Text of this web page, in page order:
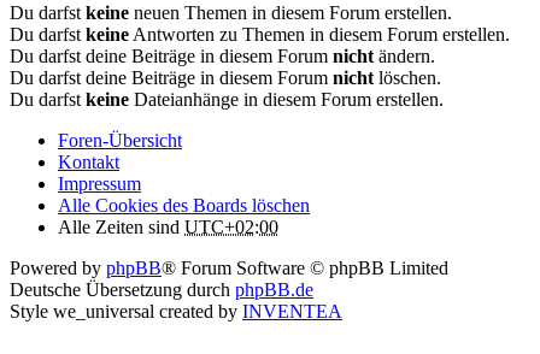
Du darfst keine neuen Themen in diesem Forum erstellen.
Du darfst keine Antworten zu Themen in diesem Forum erstellen.
Du darfst deine Beiträge in diesem Forum nicht ändern.
Du darfst deine Beiträge in diesem Forum nicht löschen.
Du darfst keine Dateianhänge in diesem Forum erstellen.
Foren-Übersicht
Kontakt
Impressum
Alle Cookies des Boards löschen
Alle Zeiten sind UTC+02:00
Powered by phpBB® Forum Software © phpBB Limited
Deutsche Übersetzung durch phpBB.de
Style we_universal created by INVENTEA